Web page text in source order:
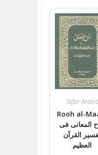
Tafsir Arabic
Rooh al-
المعانی فی
القرآن
العظیم